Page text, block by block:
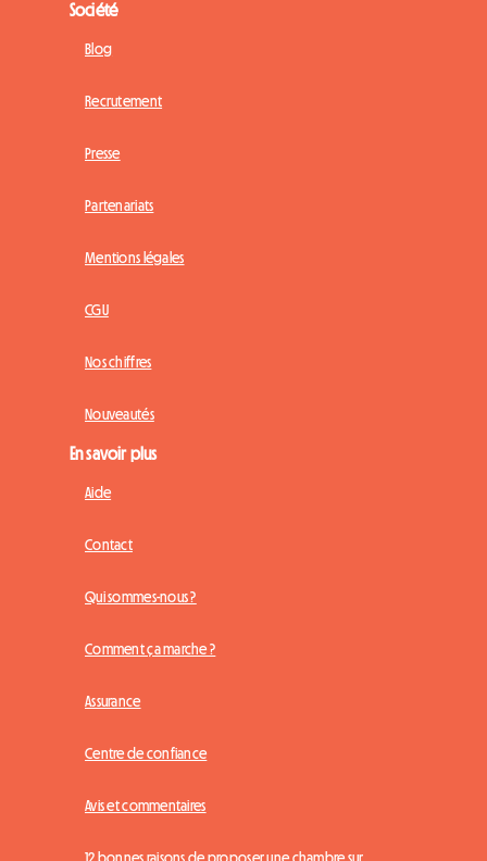
Société
Blog
Recrutement
Presse
Partenariats
Mentions légales
CGU
Nos chiffres
Nouveautés
En savoir plus
Aide
Contact
Qui sommes-nous ?
Comment ça marche ?
Assurance
Centre de confiance
Avis et commentaires
12 bonnes raisons de proposer une chambre sur